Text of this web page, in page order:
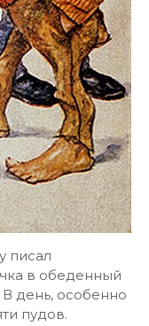
писал
в обеденный
день, особенно
пудов.